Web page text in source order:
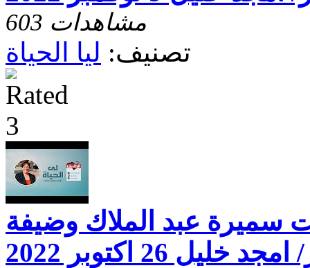
603 مشاهدات
تصنيف: ليا الحياة
سميرة عبد الملاك وضيفة
26 اكتوبر 2022